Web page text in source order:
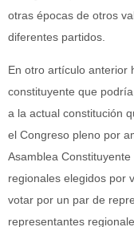
otras épocas de otros
diferentes partidos.
En otro artículo anterior
constituyente que
a la actual constitución
el Congreso pleno por
Asamblea
regionales elegidos por
votar por un par de
representantes